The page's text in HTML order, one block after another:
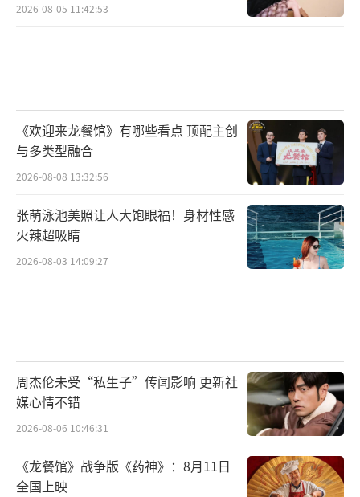
2026-08-05 11:42:53
《欢迎来龙餐馆》有哪些看点 顶配主创
与多类型融合
2026-08-08 13:32:56
张萌泳池美照让人大饱眼福！身材性感
火辣超吸睛
2026-08-03 14:09:27
周杰伦未受“私生子”传闻影响 更新社
媒心情不错
2026-08-06 10:46:31
《龙餐馆》战争版《药神》：8月11日
全国上映